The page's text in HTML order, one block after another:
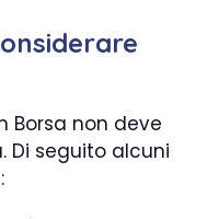
Borsa non deve
Di seguito alcuni